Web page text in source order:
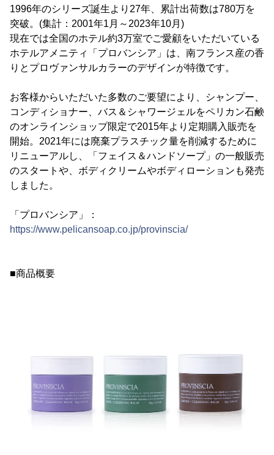
1996年のシリーズ誕生より27年、累計出荷数は780万を
突破。(集計：2001年1月～2023年10月)
現在では全国のホテル約3万室でご愛顧をいただいている
ホテルアメニティ「プロバンシア」は、南フランス産の香
りとプロヴァンサルカラーのデザインが特徴です。
お客様からいただいた多数のご要望により、シャンプー、
コンディショナー、バス＆シャワージェルをペリカン石鹸
のオンラインショップ限定で2015年より定期購入販売を
開始。2021年には廃棄プラスチック量を削減するために
リニューアルし、「フェイス＆ハンドソープ」の一般販売
のスタートや、ボディクリームやボディローションも発売
しました。
「プロバンシア」：
https://www.pelicansoap.co.jp/provinscia/
■商品概要